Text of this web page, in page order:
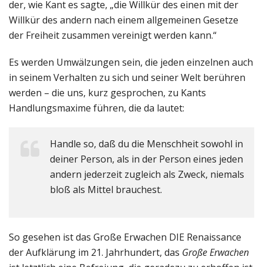
der, wie Kant es sagte, „die Willkür des einen mit der
Willkür des andern nach einem allgemeinen Gesetze
der Freiheit zusammen vereinigt werden kann.“
Es werden Umwälzungen sein, die jeden einzelnen auch
in seinem Verhalten zu sich und seiner Welt berühren
werden – die uns, kurz gesprochen, zu Kants
Handlungsmaxime führen, die da lautet:
Handle so, daß du die Menschheit sowohl in
deiner Person, als in der Person eines jeden
andern jederzeit zugleich als Zweck, niemals
bloß als Mittel brauchest.
So gesehen ist das Große Erwachen DIE Renaissance
der Aufklärung im 21. Jahrhundert, das Große Erwachen